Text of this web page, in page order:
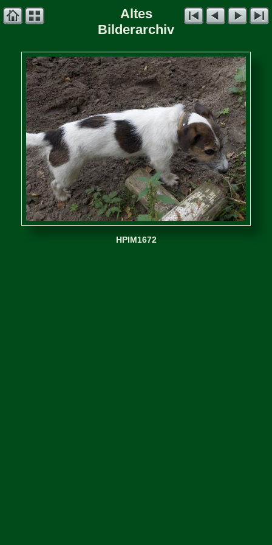
Altes
Bilderarchiv
HPIM1672